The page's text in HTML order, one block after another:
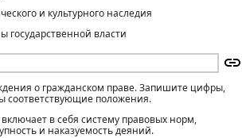
и культурного наследия
государственной власти
о гражданском праве. Запишите цифры,
соответствующие положения.
в себя систему правовых норм,
и наказуемость деяний.